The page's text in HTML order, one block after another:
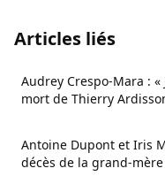
Articles liés
Audrey Crespo-Mara : «
mort de Thierry
Antoine Dupont et Iris
décès de la grand-